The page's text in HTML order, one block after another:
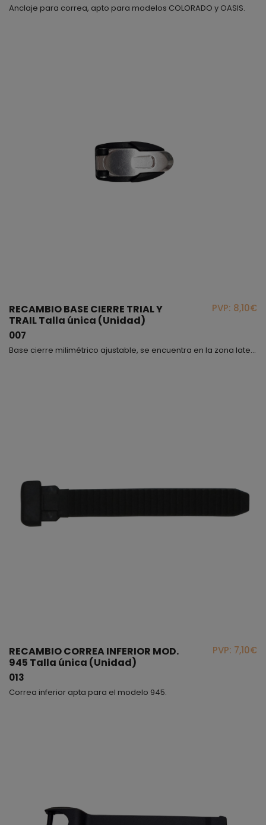
Anclaje para correa, apto para modelos COLORADO y OASIS.
RECAMBIO BASE CIERRE TRIAL Y
TRAIL Talla única (Unidad)
007
PVP: 8,10€
Base cierre milimétrico ajustable, se encuentra en la zona lateral exterior de la bota, apta para los modelos 3040, ANDES y 334.
RECAMBIO CORREA INFERIOR MOD.
945 Talla única (Unidad)
013
PVP: 7,10€
Correa inferior apta para el modelo 945.